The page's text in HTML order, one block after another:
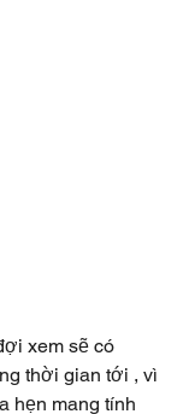
xem sẽ có
thời gian tới , vì
hẹn mang tính